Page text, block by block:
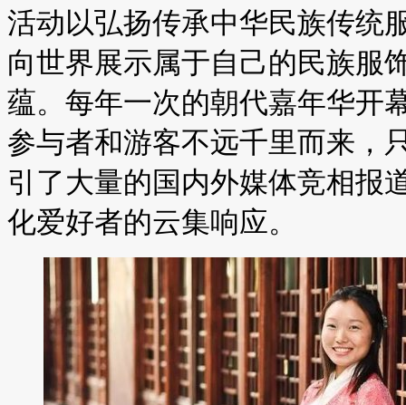
活动以弘扬传承中华民族传统
向世界展示属于自己的民族服
蕴。每年一次的朝代嘉年华开
参与者和游客不远千里而来，
引了大量的国内外媒体竞相报
化爱好者的云集响应。